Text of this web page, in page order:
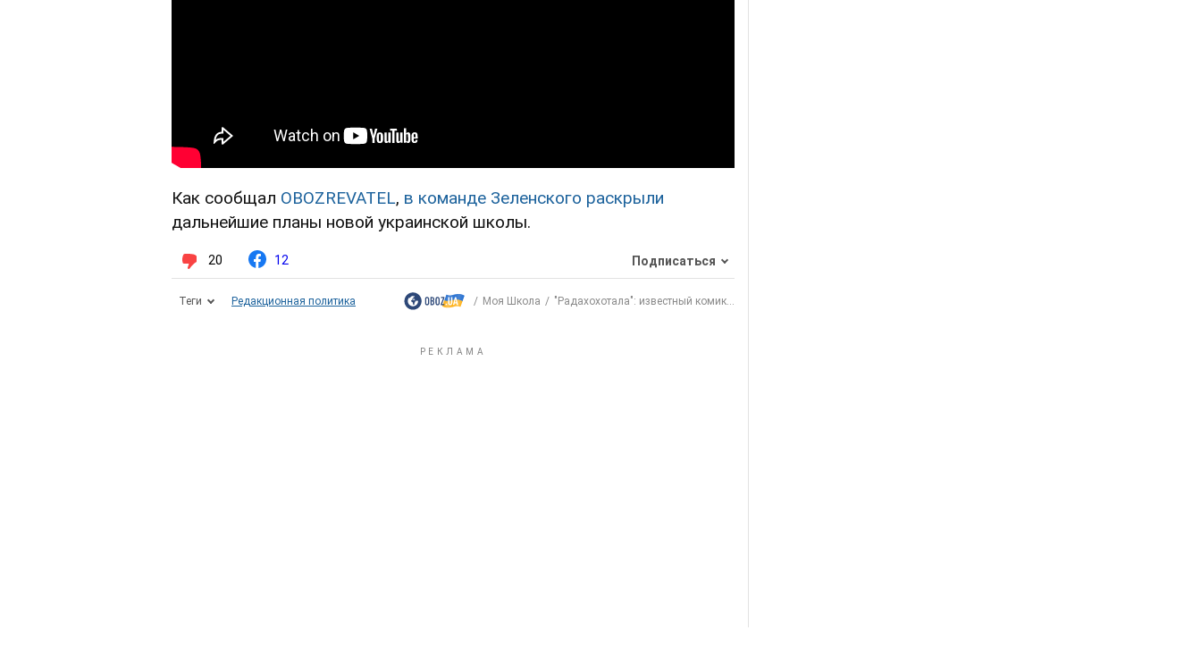
Как сообщал OBOZREVATEL, в команде Зеленского раскрыли
дальнейшие планы новой украинской школы.
20 12 Подписаться
Теги Редакционная политика Моя Школа "Радахохотала": известный комик...